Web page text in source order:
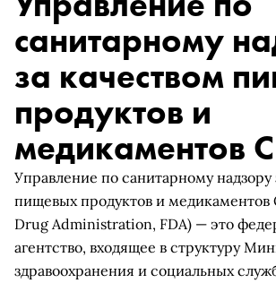
санитарному
за качеством
продуктов и
медикаментов
Управление по санитарному надзору
пищевых продуктов и
Drug Administration, FDA) — это
агентство, входящее в структуру
здравоохранения и социальных